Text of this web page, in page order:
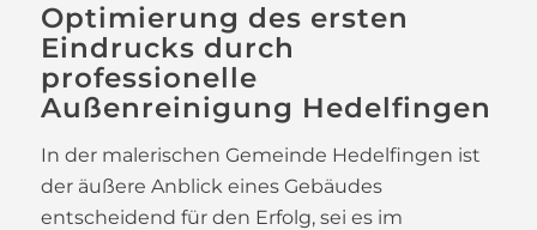
Optimierung des ersten
Eindrucks durch
professionelle
Außenreinigung Hedelfingen
In der malerischen Gemeinde Hedelfingen ist
der äußere Anblick eines Gebäudes
entscheidend für den Erfolg, sei es im